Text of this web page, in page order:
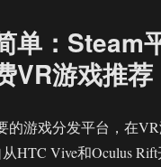
单：Steam
VR游戏推荐
的游戏分发平台，在
HTC Vive和Oculus